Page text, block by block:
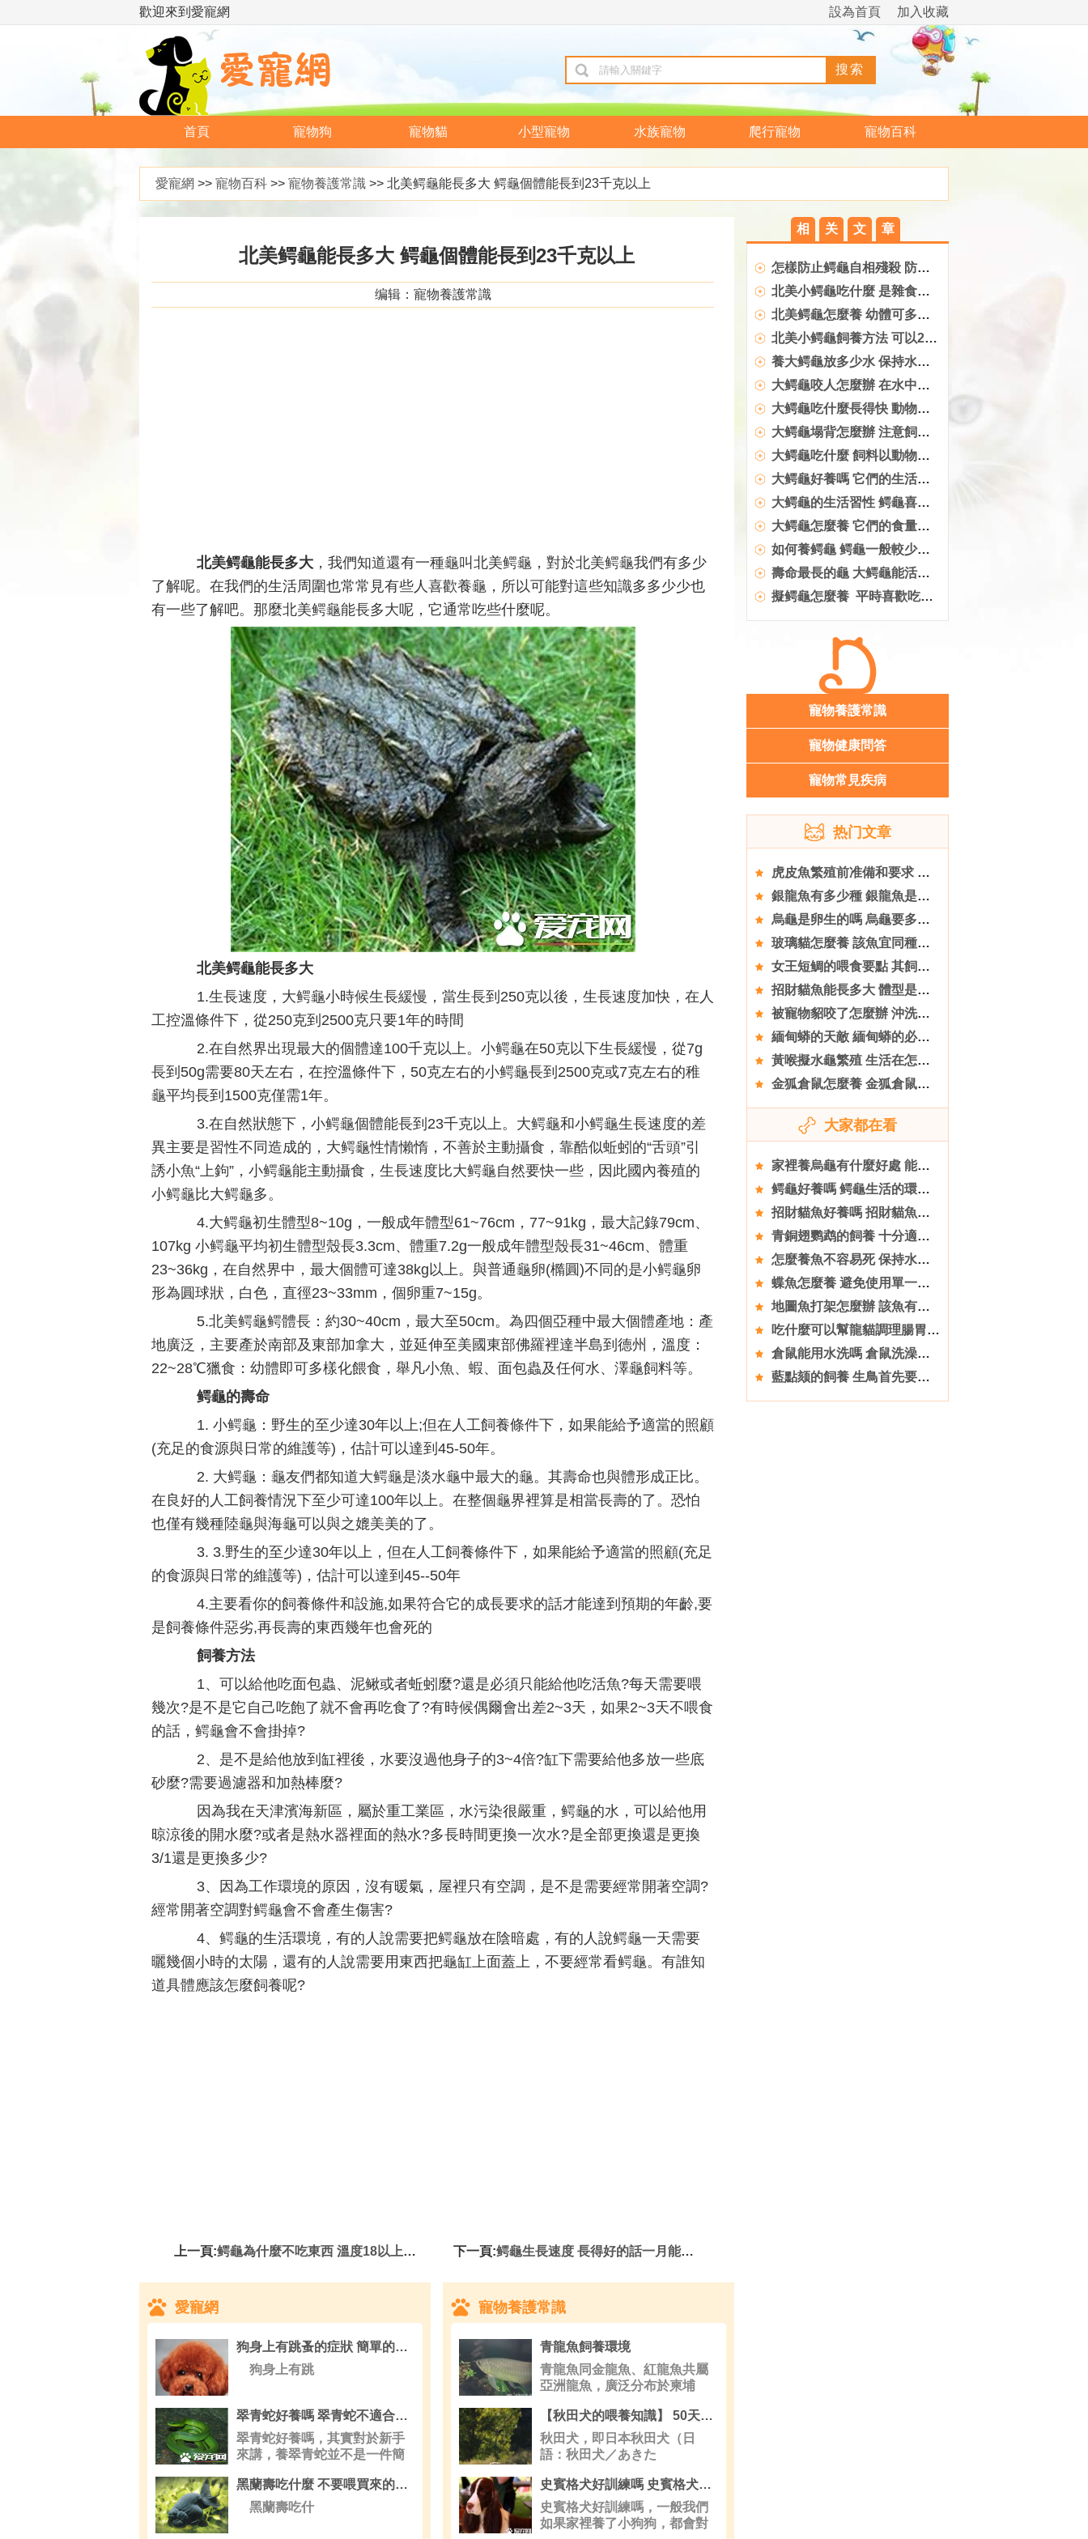
歡迎來到愛寵網 加入收藏
設為首頁
首頁 寵物狗 寵物貓 小型寵物 水族寵物 爬行寵物 寵物百科
愛寵網 >> 寵物百科 >> 寵物養護常識 >> 北美鳄龜能長多大 鳄龜個體能長到23千克以上
北美鳄龜能長多大 鳄龜個體能長到23千克以上
编辑：寵物養護常識
北美鳄龜能長多大 ，我們知道還有一種龜叫北美鳄龜，對於北美鳄龜我們有多少
了解呢。在我們的生活周圍也常常見有些人喜歡養龜，所以可能對這些知識多多少少也
有一些了解吧。那麼北美鳄龜能長多大呢，它通常吃些什麼呢。
北美鳄龜能長多大
1.生長速度，大鳄龜小時候生長緩慢，當生長到250克以後，生長速度加快，在人
工控溫條件下，從250克到2500克只要1年的時間
2.在自然界出現最大的個體達100千克以上。小鳄龜在50克以下生長緩慢，從7g
長到50g需要80天左右，在控溫條件下，50克左右的小鳄龜長到2500克或7克左右的稚
龜平均長到1500克僅需1年。
3.在自然狀態下，小鳄龜個體能長到23千克以上。大鳄龜和小鳄龜生長速度的差
異主要是習性不同造成的，大鳄龜性情懶惰，不善於主動攝食，靠酷似蚯蚓的“舌頭”引
誘小魚“上鉤”，小鳄龜能主動攝食，生長速度比大鳄龜自然要快一些，因此國內養殖的
小鳄龜比大鳄龜多。
4.大鳄龜初生體型8~10g，一般成年體型61~76cm，77~91kg，最大記錄79cm、
107kg 小鳄龜平均初生體型殼長3.3cm、體重7.2g一般成年體型殼長31~46cm、體重
23~36kg，在自然界中，最大個體可達38kg以上。與普通龜卵(橢圓)不同的是小鳄龜卵
形為圓球狀，白色，直徑23~33mm，個卵重7~15g。
5.北美鳄龜鳄體長：約30~40cm，最大至50cm。為四個亞種中最大個體產地：產
地廣泛，主要產於南部及東部加拿大，並延伸至美國東部佛羅裡達半島到德州，溫度：
22~28℃獵食：幼體即可多樣化餵食，舉凡小魚、蝦、面包蟲及任何水、澤龜飼料等。
鳄龜的壽命
1. 小鳄龜：野生的至少達30年以上;但在人工飼養條件下，如果能給予適當的照顧
(充足的食源與日常的維護等)，估計可以達到45-50年。
2. 大鳄龜：龜友們都知道大鳄龜是淡水龜中最大的龜。其壽命也與體形成正比。
在良好的人工飼養情況下至少可達100年以上。在整個龜界裡算是相當長壽的了。恐怕
也僅有幾種陸龜與海龜可以與之媲美美的了。
3. 3.野生的至少達30年以上，但在人工飼養條件下，如果能給予適當的照顧(充足
的食源與日常的維護等)，估計可以達到45--50年
4.主要看你的飼養條件和設施,如果符合它的成長要求的話才能達到預期的年齡,要
是飼養條件惡劣,再長壽的東西幾年也會死的
飼養方法
1、可以給他吃面包蟲、泥鳅或者蚯蚓麼?還是必須只能給他吃活魚?每天需要喂
幾次?是不是它自己吃飽了就不會再吃食了?有時候偶爾會出差2~3天，如果2~3天不喂食
的話，鳄龜會不會掛掉?
2、是不是給他放到缸裡後，水要沒過他身子的3~4倍?缸下需要給他多放一些底
砂麼?需要過濾器和加熱棒麼?
因為我在天津濱海新區，屬於重工業區，水污染很嚴重，鳄龜的水，可以給他用
晾涼後的開水麼?或者是熱水器裡面的熱水?多長時間更換一次水?是全部更換還是更換
3/1還是更換多少?
3、因為工作環境的原因，沒有暖氣，屋裡只有空調，是不是需要經常開著空調?
經常開著空調對鳄龜會不會產生傷害?
4、鳄龜的生活環境，有的人說需要把鳄龜放在陰暗處，有的人說鳄龜一天需要
曬幾個小時的太陽，還有的人說需要用東西把龜缸上面蓋上，不要經常看鳄龜。有誰知
道具體應該怎麼飼養呢?
上一頁:鳄龜為什麼不吃東西 溫度18以上便可以吃食 下一頁:鳄龜生長速度 長得好的話一月能張1厘米
愛寵網
狗身上有跳蚤的症狀 簡單的治療方法
狗身上有跳
翠青蛇好養嗎 翠青蛇不適合新手朋友飼養
翠青蛇好養嗎，其實對於新手
來講，養翠青蛇並不是一件簡
黑蘭壽吃什麼 不要喂買來的劣質金魚飼料
黑蘭壽吃什
寵物養護常識
青龍魚飼養環境
青龍魚同金龍魚、紅龍魚共屬
亞洲龍魚，廣泛分布於柬埔
【秋田犬的喂養知識】 50天秋田犬吃多少狗糧
秋田犬，即日本秋田犬（日
語：秋田犬／あきた
史賓格犬好訓練嗎 史賓格犬智商高容易訓練
史賓格犬好訓練嗎，一般我們
如果家裡養了小狗狗，都會對
相 关 文 章
怎樣防止鳄龜自相殘殺 防止鳄龜自相殘殺方法
北美小鳄龜吃什麼 是雜食偏肉的動物
北美鳄龜怎麼養 幼體可多樣化喂食
北美小鳄龜飼養方法 可以2天一喂
養大鳄龜放多少水 保持水溫環境的穩定
大鳄龜咬人怎麼辦 在水中性格較溫和
大鳄龜吃什麼長得快 動物內髒要少喂
大鳄龜塌背怎麼辦 注意飼養的水位
大鳄龜吃什麼 飼料以動物飼料為主
大鳄龜好養嗎 它們的生活環境要夠寬敞
大鳄龜的生活習性 鳄龜喜食活體動物
大鳄龜怎麼養 它們的食量是非常大的
如何養鳄龜 鳄龜一般較少患病
壽命最長的龜 大鳄龜能活到80歲左右
擬鳄龜怎麼養 平時喜歡吃一些小魚小蝦
寵物養護常識
寵物健康問答
寵物常見疾病
热门文章
虎皮魚繁殖前准備和要求 繁殖適宜水溫為25℃
銀龍魚有多少種 銀龍魚是龍魚的一個品種
烏龜是卵生的嗎 烏龜要多久才能夠繁殖
玻璃貓怎麼養 該魚宜同種群養
女王短鲷的喂食要點 其飼養難度並不大
招財貓魚能長多大 體型是比較大的
被寵物貂咬了怎麼辦 沖洗傷口後上消炎藥或酒精
緬甸蟒的天敵 緬甸蟒的必然天敵是沒有的
黃喉擬水龜繁殖 生活在怎樣的環境當中
金狐倉鼠怎麼養 金狐倉鼠最適宜溫度20到28度
大家都在看
家裡養烏龜有什麼好處 能給提高生活品味
鳄龜好養嗎 鳄龜生活的環境和溫度要求
招財貓魚好養嗎 招財貓魚適應能力極強
青銅翅鹦鹉的飼養 十分適合家庭飼養
怎麼養魚不容易死 保持水質清純至關重要
蝶魚怎麼養 避免使用單一飼料
地圖魚打架怎麼辦 該魚有很強的占有力
吃什麼可以幫龍貓調理腸胃 吃蘋果干有助消化
倉鼠能用水洗嗎 倉鼠洗澡有專用的浴沙
藍點颏的飼養 生鳥首先要在板籠中馴養